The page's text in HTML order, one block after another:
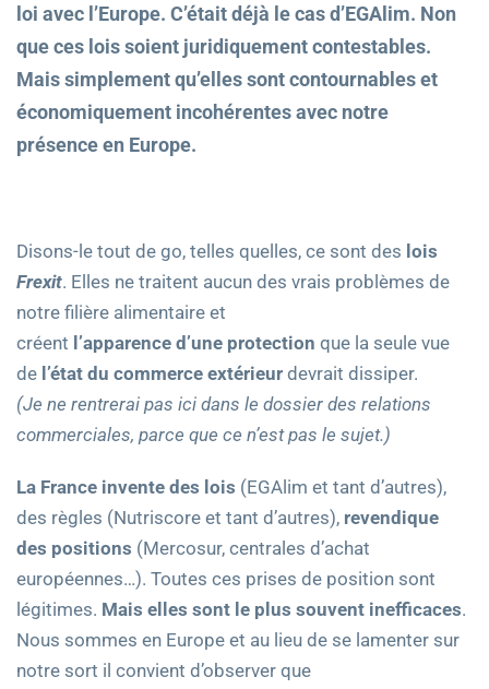
loi avec l’Europe. C’était déjà le cas d’EGAlim. Non
que ces lois soient juridiquement contestables.
Mais simplement qu’elles sont contournables et
économiquement incohérentes avec notre
présence en Europe.
Disons-le tout de go, telles quelles, ce sont des lois
Frexit. Elles ne traitent aucun des vrais problèmes de
notre filière alimentaire et
créent l’apparence d’une protection que la seule vue
de l’état du commerce extérieur devrait dissiper.
(Je ne rentrerai pas ici dans le dossier des relations
commerciales, parce que ce n’est pas le sujet.)
La France invente des lois (EGAlim et tant d’autres),
des règles (Nutriscore et tant d’autres), revendique
des positions (Mercosur, centrales d’achat
européennes…). Toutes ces prises de position sont
légitimes. Mais elles sont le plus souvent inefficaces.
Nous sommes en Europe et au lieu de se lamenter sur
notre sort il convient d’observer que